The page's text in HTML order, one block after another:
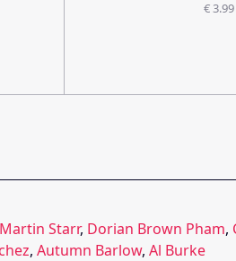
€ 3.99
Martin Starr, Dorian Brown Pham,
, Autumn Barlow, Al Burke